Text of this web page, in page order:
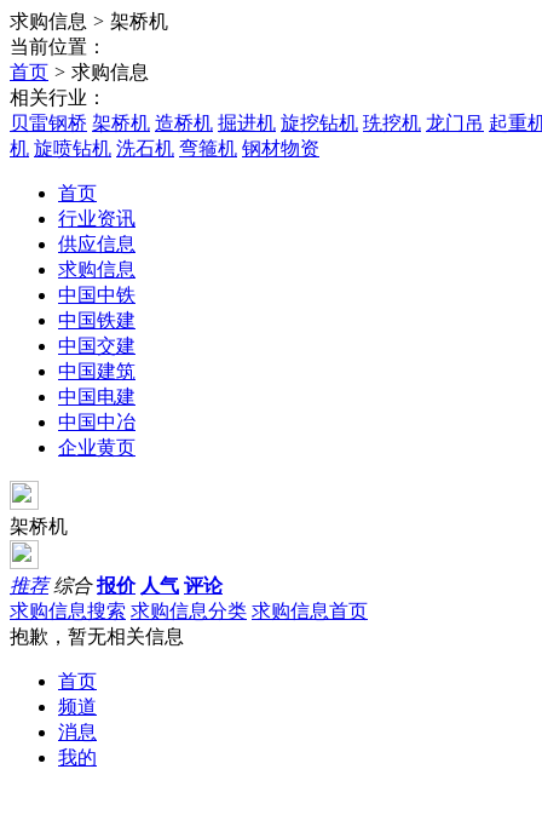
求购信息 > 架桥机
当前位置：
首页 > 求购信息
相关行业：
贝雷钢桥 架桥机 造桥机 掘进机 旋挖钻机 珗挖机 龙门吊 起重
机 旋喷钻机 洗石机 弯箍机 钢材物资
首页
行业资讯
供应信息
求购信息
中国中铁
中国铁建
中国交建
中国建筑
中国电建
中国中冶
企业黄页
架桥机
推荐 综合 报价 人气 评论
求购信息搜索 求购信息分类 求购信息首页
抱歉，暂无相关信息
首页
频道
消息
我的